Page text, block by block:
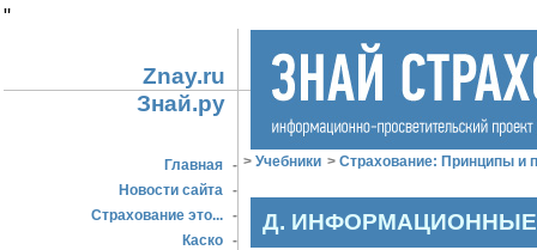
"
Znay.ru
Знай.ру
Главная -
Новости сайта -
Страхование это... -
Каско -
> Учебники > Страхование: Принципы и
Д.